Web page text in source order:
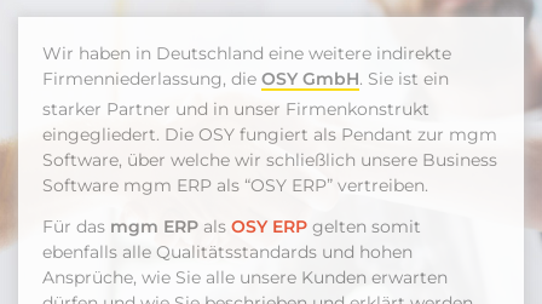
Wir haben in Deutschland eine weitere indirekte
Firmenniederlassung, die OSY GmbH. Sie ist ein
starker Partner und in unser Firmenkonstrukt
eingegliedert. Die OSY fungiert als Pendant zur mgm
Software, über welche wir schließlich unsere Business
Software mgm ERP als “OSY ERP” vertreiben.
Für das mgm ERP als OSY ERP gelten somit
ebenfalls alle Qualitätsstandards und hohen
Ansprüche, wie Sie alle unsere Kunden erwarten